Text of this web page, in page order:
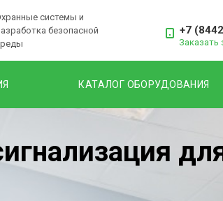
системы и
безопасной
+7
Заказать
КАТАЛОГ ОБОРУДОВАНИЯ